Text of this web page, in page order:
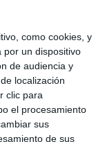
como cookies, y
por un dispositivo
de audiencia y
localización
clic para
el procesamiento
sus
de sus